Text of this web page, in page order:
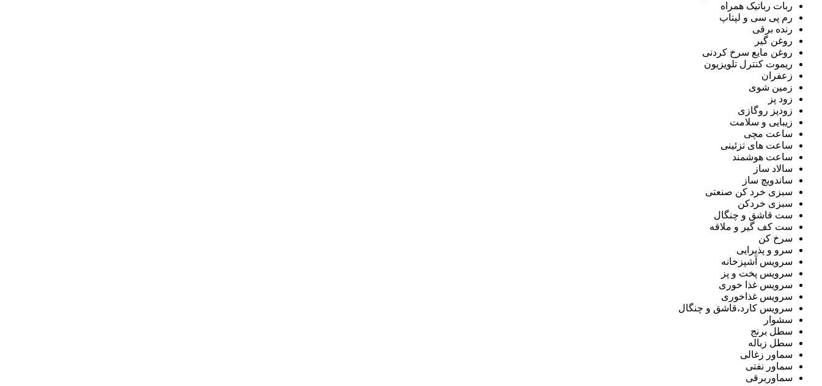
ربات رباتیک همراه
رم پی سی و لپتاپ
رنده برقی
روغن گیر
روغن مایع سرخ کردنی
ریموت کنترل تلویزیون
زعفران
زمین شوی
زود پز
زودپز روگازی
زیبایی و سلامت
ساعت مچی
ساعت های تزئینی
ساعت هوشمند
سالاد ساز
ساندویچ ساز
سبزی خرد کن صنعتی
سبزی خردکن
ست قاشق و چنگال
ست کف گیر و ملاقه
سرخ کن
سرو و پذیرایی
سرویس آشپزخانه
سرویس پخت و پز
سرویس غذا خوری
سرویس غذاخوری
سرویس کارد،قاشق و چنگال
سشوار
سطل برنج
سطل زباله
سماور زغالی
سماور نفتی
سماوربرقی